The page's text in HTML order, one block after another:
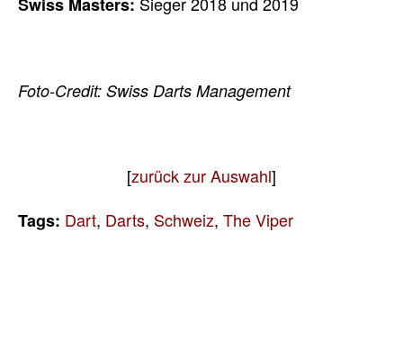
Foto-Credit: Swiss Darts Management
[zurück zur Auswahl]
Tags: Dart, Darts, Schweiz, The Viper